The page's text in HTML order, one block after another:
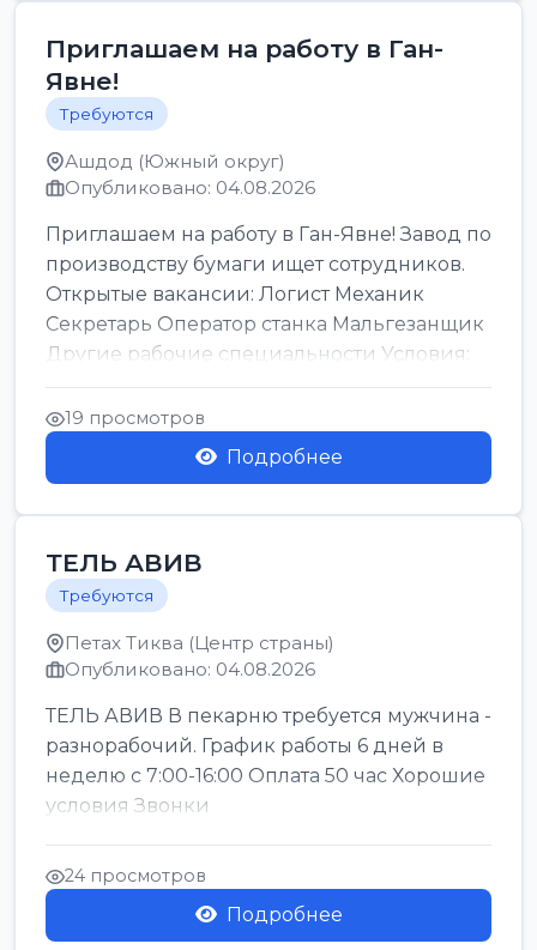
Приглашаем на работу в Ган-
Явне!
Требуются
Ашдод (Южный округ)
Опубликовано: 04.08.2026
Приглашаем на работу в Ган-Явне! Завод по
производству бумаги ищет сотрудников.
Открытые вакансии: Логист Механик
Секретарь Оператор станка Мальгезанщик
Другие рабочие специальности Условия:
Организов...
19 просмотров
Подробнее
ТЕЛЬ АВИВ
Требуются
Петах Тиква (Центр страны)
Опубликовано: 04.08.2026
ТЕЛЬ АВИВ В пекарню требуется мужчина -
разнорабочий. График работы 6 дней в
неделю с 7:00-16:00 Оплата 50 час Хорошие
условия Звонки
24 просмотров
Подробнее